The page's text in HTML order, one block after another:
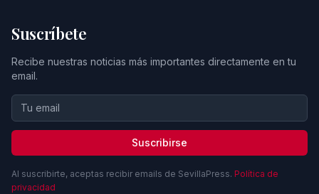
Suscríbete
Recibe nuestras noticias más importantes directamente en tu
email.
Suscribirse
Al suscribirte, aceptas recibir emails de SevillaPress. Política de
privacidad